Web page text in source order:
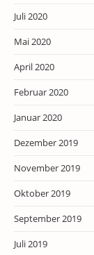
Juli 2020
Mai 2020
April 2020
Februar 2020
Januar 2020
Dezember 2019
November 2019
Oktober 2019
September 2019
Juli 2019